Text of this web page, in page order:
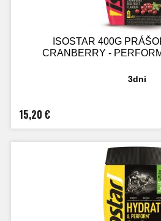
ISOSTAR 400G
CRANBERRY -
3dni
15,20 €